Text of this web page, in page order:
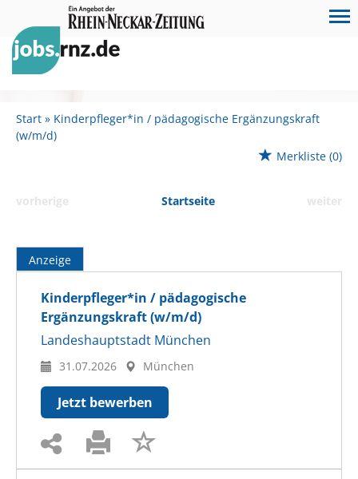
Start
Kinderpfleger*in / pädagogische Ergänzungskraft
(w/m/d)
Merkliste (0)
vorherige Startseite weiter
Anzeige
Kinderpfleger*in / pädagogische
Ergänzungskraft (w/m/d)
Landeshauptstadt München
31.07.2026 München
Jetzt bewerben